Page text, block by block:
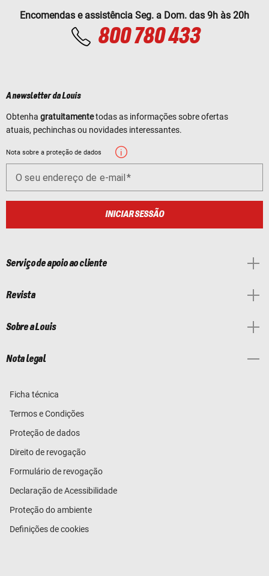
Encomendas e assistência Seg. a Dom. das 9h às 20h
800 780 433
A newsletter da Louis
Obtenha gratuitamentetodas as informações sobre ofertas
atuais, pechinchas ou novidades interessantes.
Nota sobre a proteção de dados
O seu endereço de e-mail
INICIAR SESSÃO
Serviço de apoio ao cliente
Revista
Sobre a Louis
Nota legal
Ficha técnica
Termos e Condições
Proteção de dados
Direito de revogação
Formulário de revogação
Declaração de Acessibilidade
Proteção do ambiente
Definições de cookies